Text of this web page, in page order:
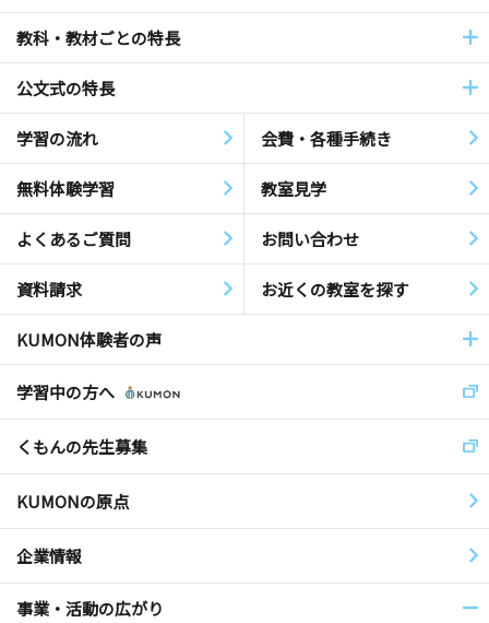
教科・教材ごとの特長
公文式の特長
学習の流れ 会費・各種手続き
無料体験学習 教室見学
よくあるご質問 お問い合わせ
資料請求 お近くの教室を探す
KUMON体験者の声
学習中の方へ
くもんの先生募集
KUMONの原点
企業情報
事業・活動の広がり